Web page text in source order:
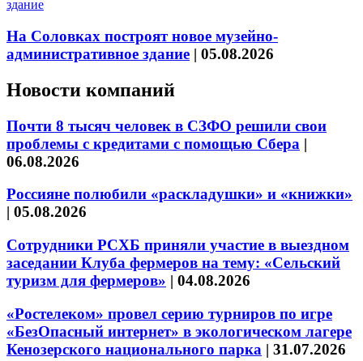
На Соловках построят новое музейно-
административное здание | 05.08.2026
Новости компаний
Почти 8 тысяч человек в СЗФО решили свои
проблемы с кредитами с помощью Сбера |
06.08.2026
Россияне полюбили «раскладушки» и «книжки»
| 05.08.2026
Сотрудники РСХБ приняли участие в выездном
заседании Клуба фермеров на тему: «Сельский
туризм для фермеров» | 04.08.2026
«Ростелеком» провел серию турниров по игре
«БезОпасный интернет» в экологическом лагере
Кенозерского национального парка | 31.07.2026